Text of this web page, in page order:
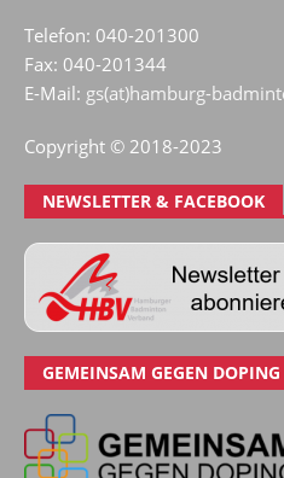
Telefon: 040-201300
Fax: 040-201344
E-Mail: gs(at)hamburg-
Copyright © 2018-2023
NEWSLETTER & FACEBOOK
GEMEINSAM GEGEN DOPING